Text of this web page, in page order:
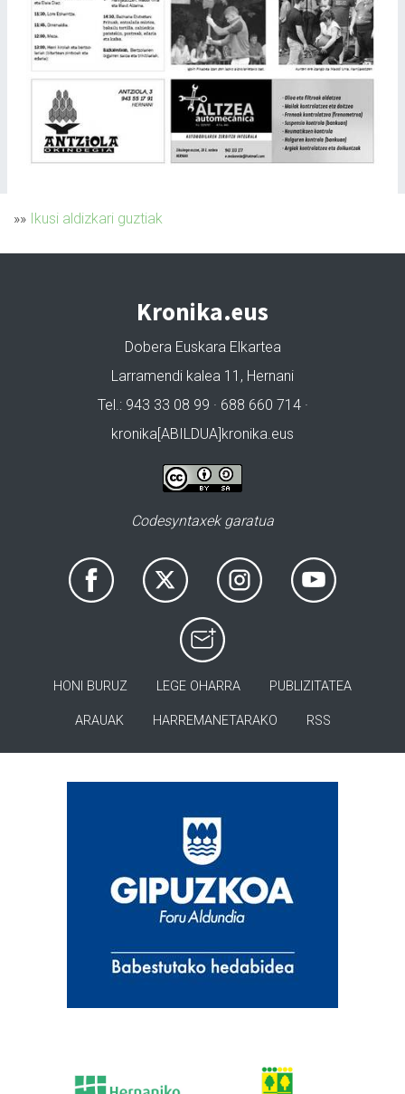
»» Ikusi aldizkari guztiak
Kronika.eus
Dobera Euskara Elkartea
Larramendi kalea 11, Hernani
Tel.: 943 33 08 99 · 688 660 714 ·
kronika[ABILDUA]kronika.eus
Codesyntaxek garatua
HONI BURUZ LEGE OHARRA PUBLIZITATEA
ARAUAK HARREMANETARAKO RSS